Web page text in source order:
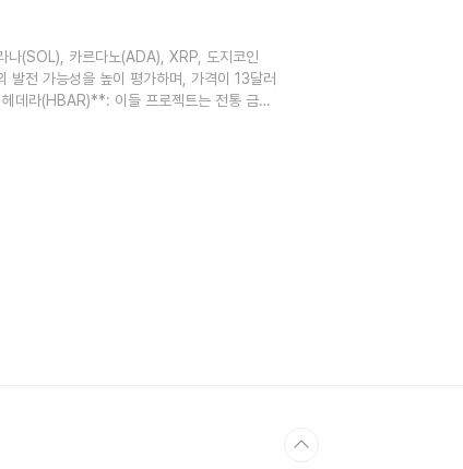
(SOL), 카르다노(ADA), XRP, 도지코인
전 가능성을 높이 평가하며, 가격이 13달러
데라(HBAR)**: 이들 프로젝트는 전통 금
지지로 도지코인이 엄청난 인기를 끌